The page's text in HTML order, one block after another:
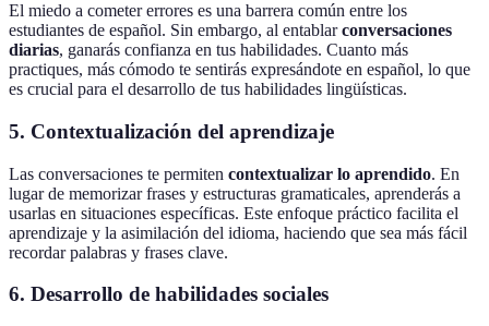
El miedo a cometer errores es una barrera común entre los
estudiantes de español. Sin embargo, al entablarconversaciones
diarias, ganarás confianza en tus habilidades. Cuanto más
practiques, más cómodo te sentirás expresándote en español, lo que
es crucial para el desarrollo de tus habilidades lingüísticas.
5. Contextualización del aprendizaje
Las conversaciones te permiten contextualizar lo aprendido. En
lugar de memorizar frases y estructuras gramaticales, aprenderás a
usarlas en situaciones específicas. Este enfoque práctico facilita el
aprendizaje y la asimilación del idioma, haciendo que sea más fácil
recordar palabras y frases clave.
6. Desarrollo de habilidades sociales